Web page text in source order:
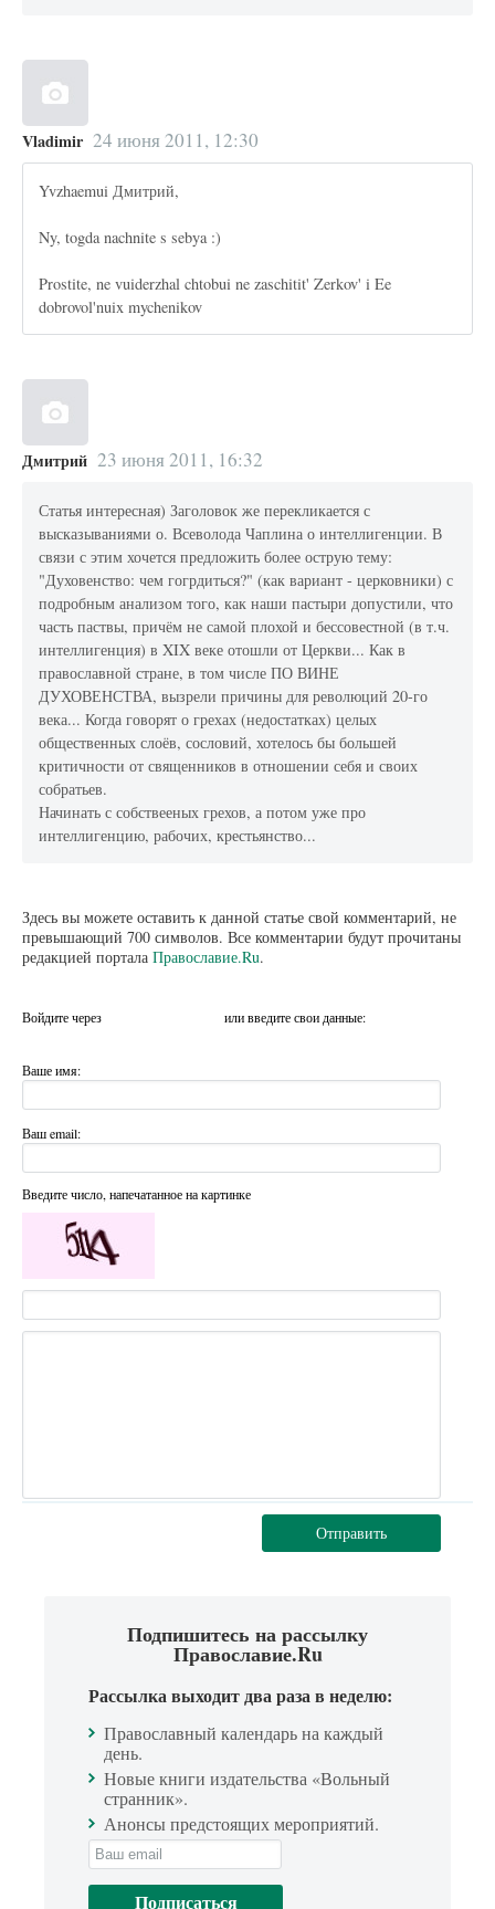
Vladimir 24 июня 2011, 12:30
Yvzhaemui Дмитрий,
Ny, togda nachnite s sebya :)
Prostite, ne vuiderzhal chtobui ne zaschitit' Zerkov' i Ee
dobrovol'nuix mychenikov
Дмитрий 23 июня 2011, 16:32
Статья интересная) Заголовок же перекликается с
высказываниями о. Всеволода Чаплина о интеллигенции. В
связи с этим хочется предложить более острую тему:
"Духовенство: чем гогрдиться?" (как вариант - церковники) с
подробным анализом того, как наши пастыри допустили, что
часть паствы, причём не самой плохой и бессовестной (в т.ч.
интеллигенция) в XIX веке отошли от Церкви... Как в
православной стране, в том числе ПО ВИНЕ
ДУХОВЕНСТВА, вызрели причины для революций 20-го
века... Когда говорят о грехах (недостатках) целых
общественных слоёв, сословий, хотелось бы большей
критичности от священников в отношении себя и своих
собратьев.
Начинать с собствееных грехов, а потом уже про
интеллигенцию, рабочих, крестьянство...
Здесь вы можете оставить к данной статье свой комментарий, не
превышающий 700 символов. Все комментарии будут прочитаны
редакцией портала Православие.Ru.
Войдите через или введите свои данные:
Ваше имя:
Ваш email:
Введите число, напечатанное на картинке
Отправить
Подпишитесь на рассылку
Православие.Ru
Рассылка выходит два раза в неделю:
Православный календарь на каждый
день.
Новые книги издательства «Вольный
странник».
Анонсы предстоящих мероприятий.